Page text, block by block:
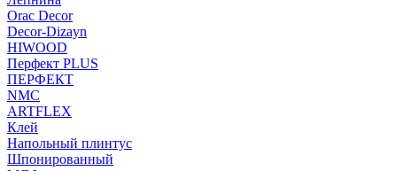
Orac Decor
Decor-Dizayn
HIWOOD
Перфект PLUS
ПЕРФЕКТ
NMC
ARTFLEX
Клей
Напольный плинтус
Шпонированный